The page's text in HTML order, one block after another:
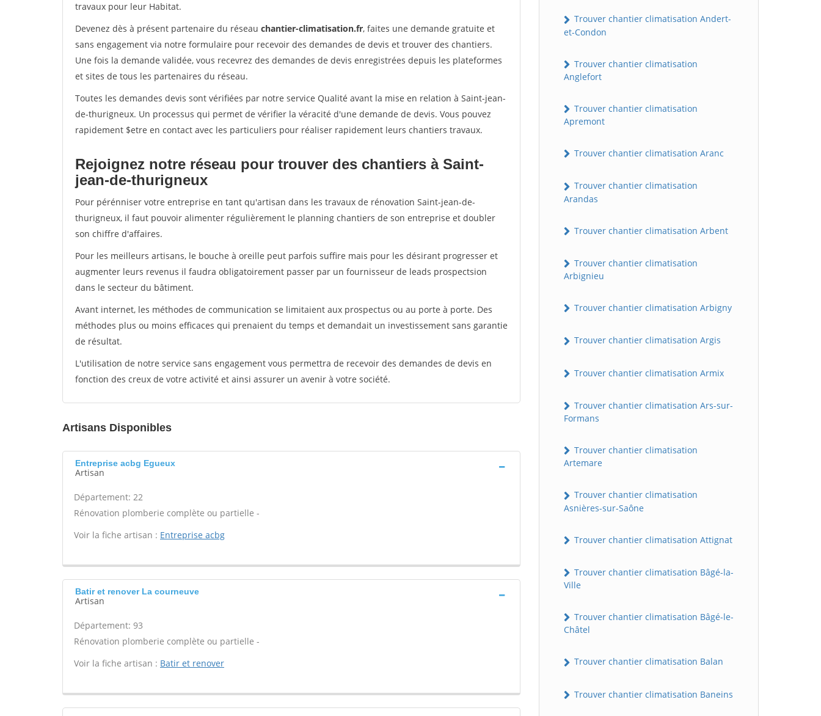
travaux pour leur Habitat.
Devenez dès à présent partenaire du réseau chantier-climatisation.fr, faites une demande gratuite et
sans engagement via notre formulaire pour recevoir des demandes de devis et trouver des chantiers.
Une fois la demande validée, vous recevrez des demandes de devis enregistrées depuis les plateformes
et sites de tous les partenaires du réseau.
Toutes les demandes devis sont vérifiées par notre service Qualité avant la mise en relation à Saint-jean-
de-thurigneux. Un processus qui permet de vérifier la véracité d'une demande de devis. Vous pouvez
rapidement $etre en contact avec les particuliers pour réaliser rapidement leurs chantiers travaux.
Rejoignez notre réseau pour trouver des chantiers à Saint-
jean-de-thurigneux
Pour pérénniser votre entreprise en tant qu'artisan dans les travaux de rénovation Saint-jean-de-
thurigneux, il faut pouvoir alimenter régulièrement le planning chantiers de son entreprise et doubler
son chiffre d'affaires.
Pour les meilleurs artisans, le bouche à oreille peut parfois suffire mais pour les désirant progresser et
augmenter leurs revenus il faudra obligatoirement passer par un fournisseur de leads prospectsion
dans le secteur du bâtiment.
Avant internet, les méthodes de communication se limitaient aux prospectus ou au porte à porte. Des
méthodes plus ou moins efficaces qui prenaient du temps et demandait un investissement sans garantie
de résultat.
L'utilisation de notre service sans engagement vous permettra de recevoir des demandes de devis en
fonction des creux de votre activité et ainsi assurer un avenir à votre société.
Artisans Disponibles
Entreprise acbg Egueux
Artisan
Département: 22
Rénovation plomberie complète ou partielle -
Voir la fiche artisan : Entreprise acbg
Batir et renover La courneuve
Artisan
Département: 93
Rénovation plomberie complète ou partielle -
Voir la fiche artisan : Batir et renover
Trouver chantier climatisation Andert-
et-Condon
Trouver chantier climatisation
Anglefort
Trouver chantier climatisation
Apremont
Trouver chantier climatisation Aranc
Trouver chantier climatisation
Arandas
Trouver chantier climatisation Arbent
Trouver chantier climatisation
Arbignieu
Trouver chantier climatisation Arbigny
Trouver chantier climatisation Argis
Trouver chantier climatisation Armix
Trouver chantier climatisation Ars-sur-
Formans
Trouver chantier climatisation
Artemare
Trouver chantier climatisation
Asnières-sur-Saône
Trouver chantier climatisation Attignat
Trouver chantier climatisation Bâgé-la-
Ville
Trouver chantier climatisation Bâgé-le-
Châtel
Trouver chantier climatisation Balan
Trouver chantier climatisation Baneins